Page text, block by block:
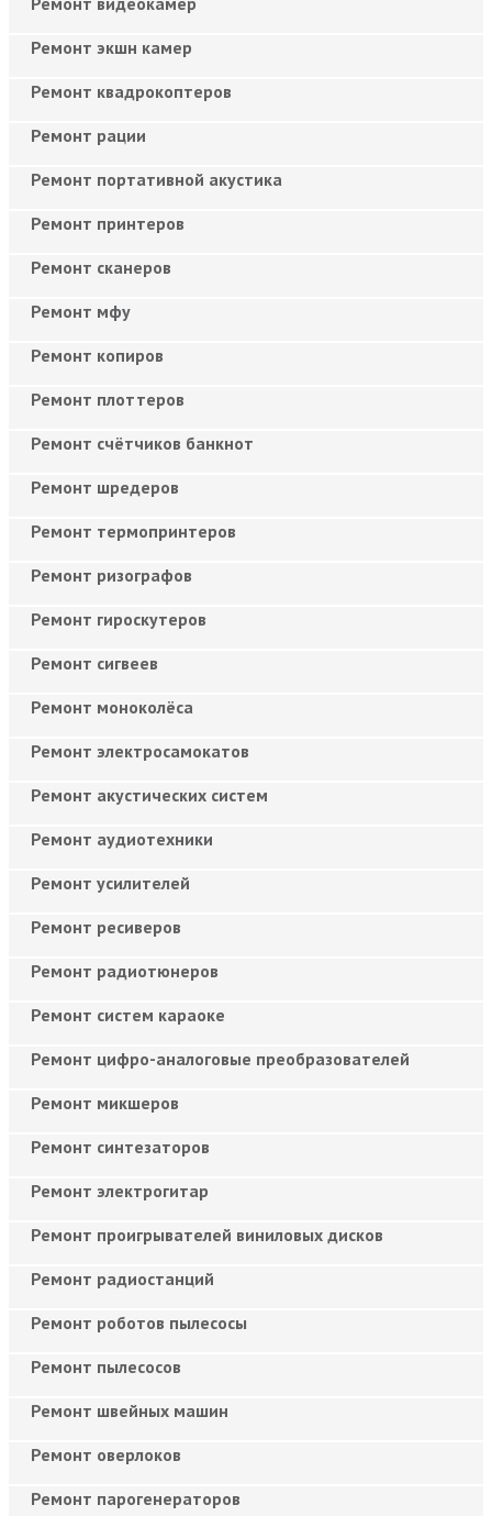
Ремонт экшн камер
Ремонт квадрокоптеров
Ремонт рации
Ремонт портативной акустика
Ремонт принтеров
Ремонт сканеров
Ремонт мфу
Ремонт копиров
Ремонт плоттеров
Ремонт счётчиков банкнот
Ремонт шредеров
Ремонт термопринтеров
Ремонт ризографов
Ремонт гироскутеров
Ремонт сигвеев
Ремонт моноколёса
Ремонт электросамокатов
Ремонт акустических систем
Ремонт аудиотехники
Ремонт усилителей
Ремонт ресиверов
Ремонт радиотюнеров
Ремонт систем караоке
Ремонт цифро-аналоговые преобразователей
Ремонт микшеров
Ремонт синтезаторов
Ремонт электрогитар
Ремонт проигрывателей виниловых дисков
Ремонт радиостанций
Ремонт роботов пылесосы
Ремонт пылесосов
Ремонт швейных машин
Ремонт оверлоков
Ремонт парогенераторов